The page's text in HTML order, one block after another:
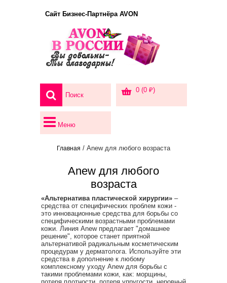
Сайт Бизнес-Партнёра AVON
0 (0 ₽)
Меню
Главная / Anew для любого возраста
Anew для любого
возраста
«Альтернатива пластической хирургии» –
средства от специфических проблем кожи -
это инновационные средства для борьбы со
специфическими возрастными проблемами
кожи. Линия Anew предлагает "домашнее
решение", которое станет приятной
альтернативой радикальным косметическим
процедурам у дерматолога. Используйте эти
средства в дополнение к любому
комплексному уходу Anew для борьбы с
такими проблемами кожи, как: морщины,